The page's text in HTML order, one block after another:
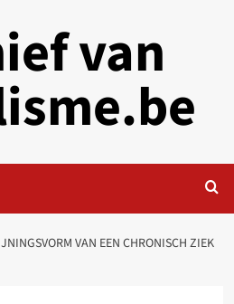
van
VAN EEN CHRONISCH ZIEK